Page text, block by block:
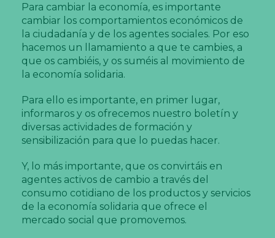
Para cambiar la economía, es importante
cambiar los comportamientos económicos de
la ciudadanía y de los agentes sociales. Por eso
hacemos un llamamiento a que te cambies, a
que os cambiéis, y os suméis al movimiento de
la economía solidaria.
Para ello es importante, en primer lugar,
informaros y os ofrecemos nuestro boletín y
diversas actividades de formación y
sensibilización para que lo puedas hacer.
Y, lo más importante, que os convirtáis en
agentes activos de cambio a través del
consumo cotidiano de los productos y servicios
de la economía solidaria que ofrece el
mercado social que promovemos.